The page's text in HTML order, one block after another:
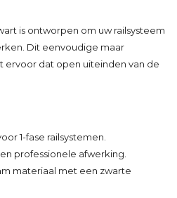
is ontworpen om uw railsysteem
Dit eenvoudige maar
ervoor dat open uiteinden van de
1-fase railsystemen.
professionele afwerking.
materiaal met een zwarte